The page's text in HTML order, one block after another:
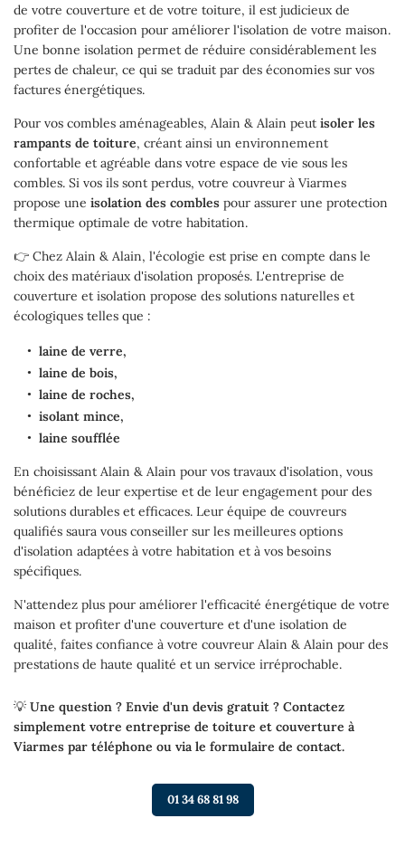
Contact
Rejoignez-
de votre couverture et de votre toiture, il est judicieux de
profiter de l'occasion pour améliorer l'isolation de votre maison.
Une bonne isolation permet de réduire considérablement les
pertes de chaleur, ce qui se traduit par des économies sur vos
factures énergétiques.
Pour vos combles aménageables, Alain & Alain peut isoler les
rampants de toiture, créant ainsi un environnement
confortable et agréable dans votre espace de vie sous les
combles. Si vos ils sont perdus, votre couvreur à Viarmes
propose une isolation des combles pour assurer une protection
thermique optimale de votre habitation.
👉 Chez Alain & Alain, l'écologie est prise en compte dans le
choix des matériaux d'isolation proposés. L'entreprise de
couverture et isolation propose des solutions naturelles et
écologiques telles que :
laine de verre,
laine de bois,
laine de roches,
isolant mince,
laine soufflée
En choisissant Alain & Alain pour vos travaux d'isolation, vous
bénéficiez de leur expertise et de leur engagement pour des
solutions durables et efficaces. Leur équipe de couvreurs
qualifiés saura vous conseiller sur les meilleures options
d'isolation adaptées à votre habitation et à vos besoins
spécifiques.
N'attendez plus pour améliorer l'efficacité énergétique de votre
maison et profiter d'une couverture et d'une isolation de
qualité, faites confiance à votre couvreur Alain & Alain pour des
prestations de haute qualité et un service irréprochable.
💡 Une question ? Envie d'un devis gratuit ? Contactez
simplement votre entreprise de toiture et couverture à
Viarmes par téléphone ou via le formulaire de contact.
01 34 68 81 98